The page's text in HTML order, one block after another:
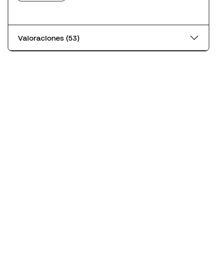
Valoraciones (53)